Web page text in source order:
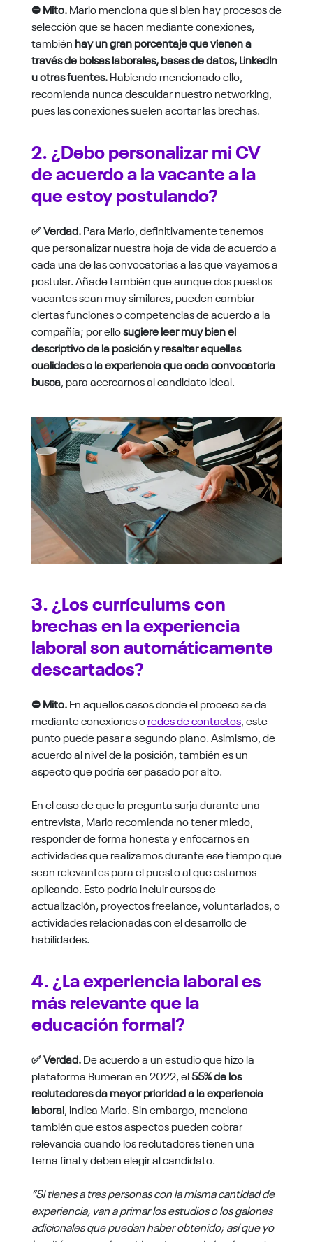
⛔ Mito.Mario menciona que si bien hay procesos de
selección que se hacen mediante conexiones,
también hay un gran porcentaje que vienen a
través de bolsas laborales, bases de datos, LinkedIn
u otras fuentes.Habiendo mencionado ello,
recomienda nunca descuidar nuestro networking,
pues las conexiones suelen acortar las brechas.
2. ¿Debo personalizar mi CV
de acuerdo a la vacante a la
que estoy postulando?
✅ Verdad.Para Mario, definitivamente tenemos
que personalizar nuestra hoja de vida de acuerdo a
cada una de las convocatorias a las que vayamos a
postular. Añade también que aunque dos puestos
vacantes sean muy similares, pueden cambiar
ciertas funciones o competencias de acuerdo a la
compañía; por ellosugiere leer muy bien el
descriptivo de la posición y resaltar aquellas
cualidades o la experiencia que cada convocatoria
busca, para acercarnos al candidato ideal.
3. ¿Los currículums con
brechas en la experiencia
laboral son automáticamente
descartados?
⛔ Mito.En aquellos casos donde el proceso se da
mediante conexiones oredes de contactos, este
punto puede pasar a segundo plano. Asimismo, de
acuerdo al nivel de la posición, también es un
aspecto que podría ser pasado por alto.
En el caso de que la pregunta surja durante una
entrevista, Mario recomienda no tener miedo,
responder de forma honesta y enfocarnos en
actividades que realizamos durante ese tiempo que
sean relevantes para el puesto al que estamos
aplicando. Esto podría incluir cursos de
actualización, proyectos freelance, voluntariados, o
actividades relacionadas con el desarrollo de
habilidades.
4. ¿La experiencia laboral es
más relevante que la
educación formal?
✅ Verdad.De acuerdo a un estudio que hizo la
plataforma Bumeran en 2022, el55% de los
reclutadores da mayor prioridad a la experiencia
laboral, indica Mario. Sin embargo, menciona
también que estos aspectos pueden cobrar
relevancia cuando los reclutadores tienen una
terna final y deben elegir al candidato.
“Si tienes a tres personas con la misma cantidad de
experiencia, van a primar los estudios o los galones
adicionales que puedan haber obtenido; así que yo